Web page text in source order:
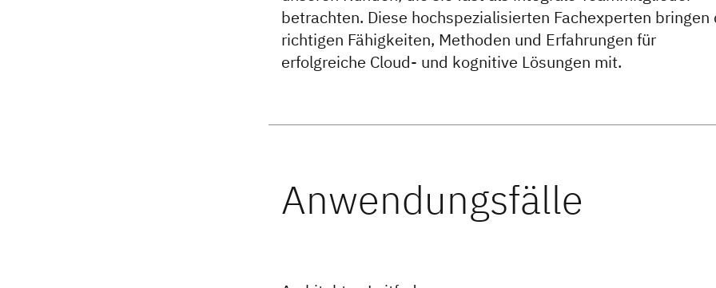
betrachten. Diese hochspezialisierten Fachexperten bringen
richtigen Fähigkeiten, Methoden und Erfahrungen für
erfolgreiche Cloud- und kognitive Lösungen mit.